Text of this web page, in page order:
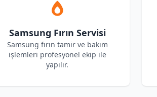
Samsung Fırın Servisi
Samsung fırın tamir ve bakım
işlemleri profesyonel ekip ile
yapılır.